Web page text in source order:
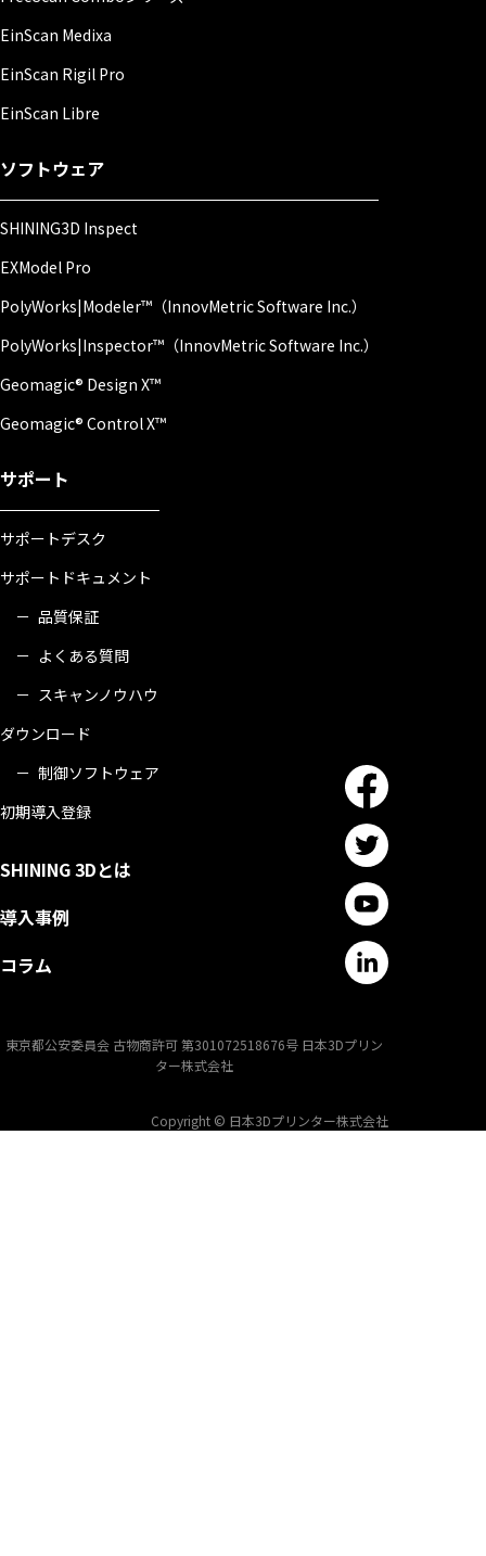
EinScan Medixa
EinScan Rigil Pro
EinScan Libre
ソフトウェア
SHINING3D Inspect
EXModel Pro
PolyWorks|Modeler™（InnovMetric Software Inc.）
PolyWorks|Inspector™（InnovMetric Software Inc.）
Geomagic® Design X™
Geomagic® Control X™
サポート
サポートデスク
サポートドキュメント
品質保証
よくある質問
スキャンノウハウ
ダウンロード
制御ソフトウェア
初期導入登録
SHINING 3Dとは
導入事例
コラム
東京都公安委員会 古物商許可 第301072518676号 日本3Dプリン
ター株式会社
Copyright © 日本3Dプリンター株式会社